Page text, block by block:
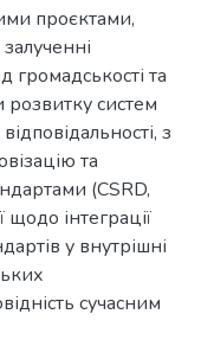
проєктами,
громадськості та
систем
з
та
(CSRD,
інтеграції
у внутрішні
сучасним